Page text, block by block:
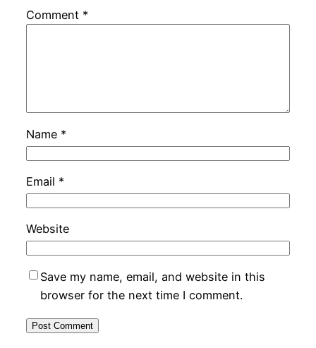
Comment *
Name *
Email *
Website
Save my name, email, and website in this
browser for the next time I comment.